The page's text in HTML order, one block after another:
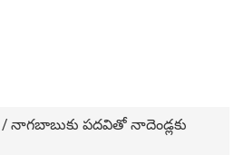
/ నాగబాబుకు పదవితో నాదెండ్లకు